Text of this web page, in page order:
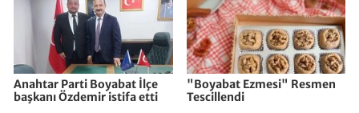
Anahtar Parti Boyabat İlçe
başkanı Özdemir istifa etti
"Boyabat Ezmesi" Resmen
Tescillendi